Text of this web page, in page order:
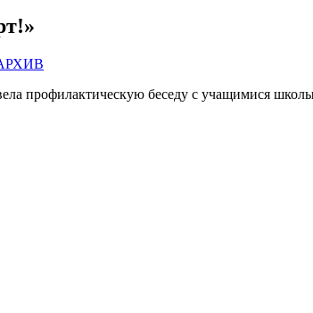
профилактическую беседу с учащимися